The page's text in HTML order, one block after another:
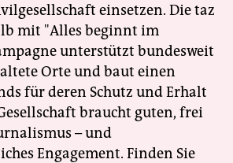
einsetzen. Die taz
mit "Alles beginnt im
unterstützt bundesweit
Orte und baut einen
für deren Schutz und Erhalt
braucht guten, frei
– und
Engagement. Finden Sie